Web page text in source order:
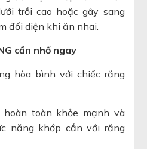
trồi cao hoặc gây sang
đối diện khi ăn nhai.
cần nhổ ngay
hòa bình với chiếc răng
hoàn toàn khỏe mạnh và
năng khớp cắn với răng